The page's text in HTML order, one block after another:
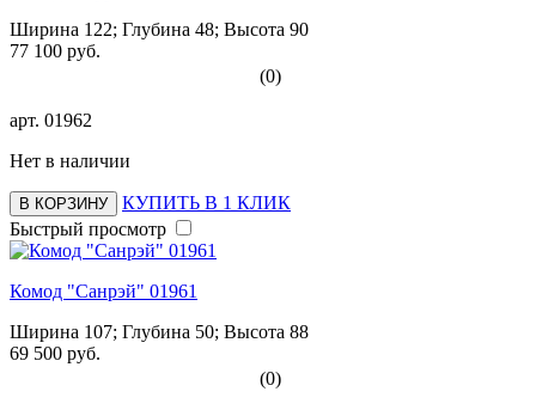
Ширина 122; Глубина 48; Высота 90
77 100 руб.
(0)
арт. 01962
Нет в наличии
В КОРЗИНУ
КУПИТЬ В 1 КЛИК
Быстрый просмотр
Комод "Санрэй" 01961
Ширина 107; Глубина 50; Высота 88
69 500 руб.
(0)